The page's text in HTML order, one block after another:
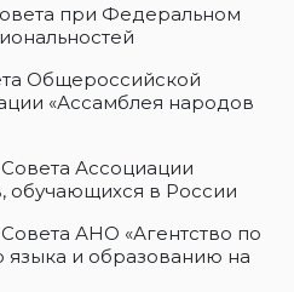
при Федеральном
Общероссийской
«Ассамблея народов
Ассоциации
обучающихся в России
АНО «Агентство по
и образованию на